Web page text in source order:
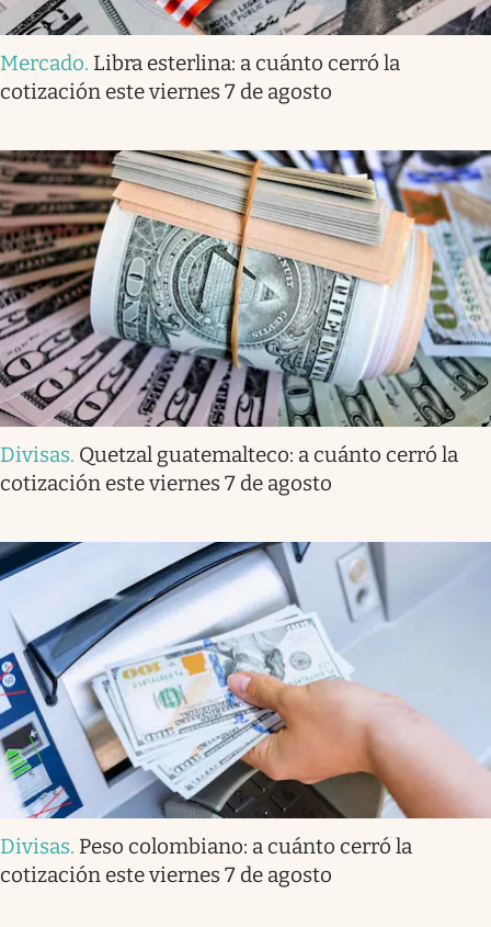
Mercado. Libra esterlina: a cuánto cerró la
cotización este viernes 7 de agosto
Divisas. Quetzal guatemalteco: a cuánto cerró la
cotización este viernes 7 de agosto
Divisas. Peso colombiano: a cuánto cerró la
cotización este viernes 7 de agosto